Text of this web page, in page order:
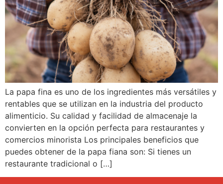
La papa fina es uno de los ingredientes más versátiles y
rentables que se utilizan en la industria del producto
alimenticio. Su calidad y facilidad de almacenaje la
convierten en la opción perfecta para restaurantes y
comercios minorista Los principales beneficios que
puedes obtener de la papa fiana son: Si tienes un
restaurante tradicional o […]